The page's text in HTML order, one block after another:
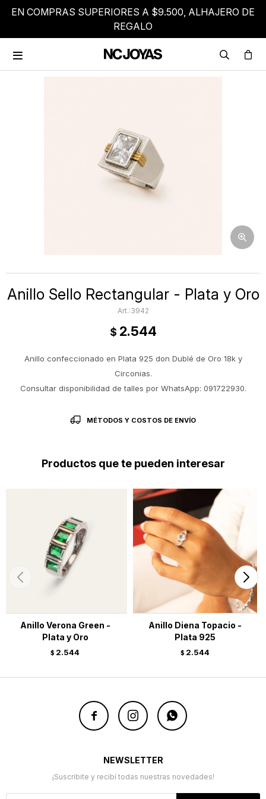
EN COMPRAS SUPERIORES A $9.500, ALHAJERO DE
REGALO

Anillo Sello Rectangular - Plata y Oro
3942
$ 2.544
Anillo confeccionado en Plata 925 don Dublé de Oro 18k y
Circonias.
Consultar disponibilidad de talles por WhatsApp: 091722930.
MÉTODOS Y COSTOS DE ENVÍO
Productos que te pueden interesar
Anillo Verona Green -
Plata y Oro
$ 2.544
Anillo Diena Topacio -
Plata 925
$ 2.544
  
NEWSLETTER
¡Suscribite y recibí todas nuestras novedades!